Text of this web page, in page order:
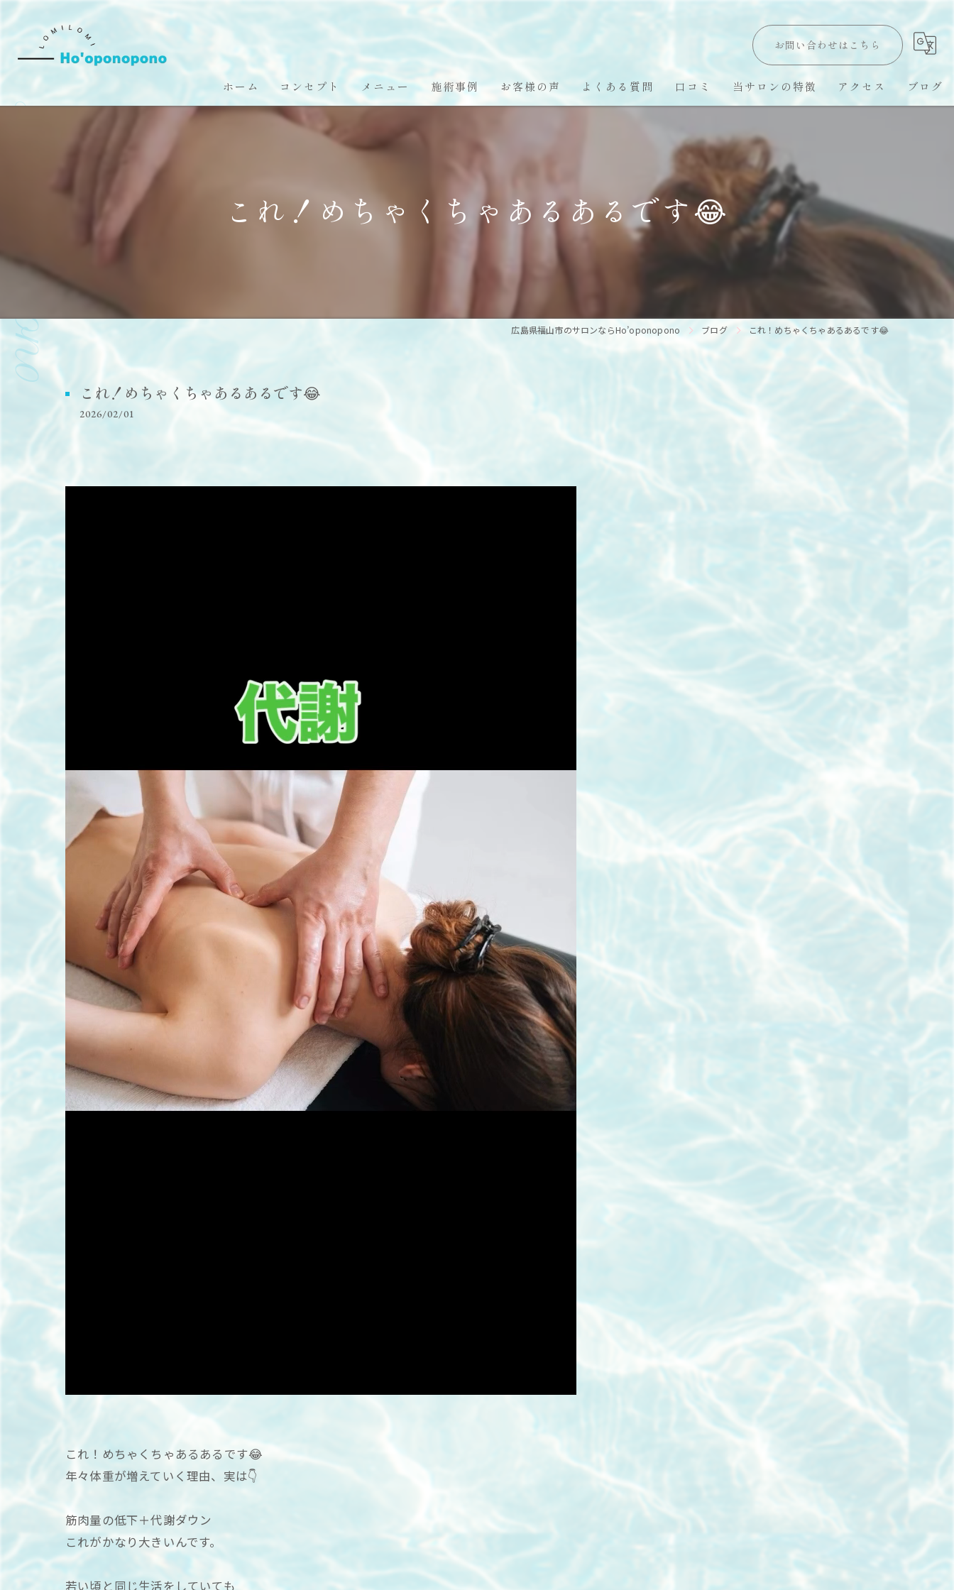
お問い合わせはこちら
ホーム コンセプト メニュー 施術事例 お客様の声 よくある質問 口コミ 当サロンの特徴
Hawaii LomiLomi
オールハンド
オイルトリートメント
ハワイ留学
アクセス ブログ
これ！めちゃくちゃあるあるです😂
広島県福山市のサロンならHo’oponopono ブログ これ！めちゃくちゃあるあるです😂
これ！めちゃくちゃあるあるです😂
2026/02/01
これ！めちゃくちゃあるあるです😂
年々体重が増えていく理由、実は👇
筋肉量の低下＋代謝ダウン
これがかなり大きいんです。
若い頃と同じ生活をしていても